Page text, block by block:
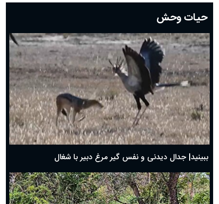
دعای روز بیستم ماه رمضان؛ ۱۹ اسفند ۱۴۰۴
دعای روز هشتم ماه مبارک رمضان؛ ۷ اسفند ماه ۱۴۰۴
دعای روز هفتم ماه رمضان؛ ۶ اسفند ۱۴۰۴
دعای روز ششم ماه رمضان؛ ۵ اسفند ۱۴۰۴
دعای روز پنجم ماه رمضان؛ ۴ اسفند ۱۴۰۴
دعای روز چهارم ماه مبارک رمضان؛ ۳ اسفند ۱۴۰۴
دعای روز سوم ماه مبارک رمضان؛ ۱۴ اسفند ۱۴۰۴
دعای روز دوم ماه مبارک رمضان ۱ اسفند ماه ۱۴۰۴
دعای روز اول ماه مبارک رمضان، ۳۰ بهمن ۱۴۰۴
حضرت زینب(س) چگونه از دنیا رفت؟
بهترین پیامک تبریک روز پدر ۱۴۰۴؛ جملات زیبا و صمیمانه
حیات وحش
ببینید| جدال دیدنی و نفس گیر مرغ دبیر با شغال